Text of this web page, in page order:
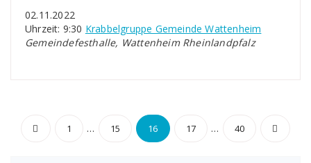
02.11.2022
Uhrzeit: 9:30 Krabbelgruppe Gemeinde Wattenheim
Gemeindefesthalle, Wattenheim Rheinlandpfalz
Seitennummerierung
1 … 15 16 17 … 40